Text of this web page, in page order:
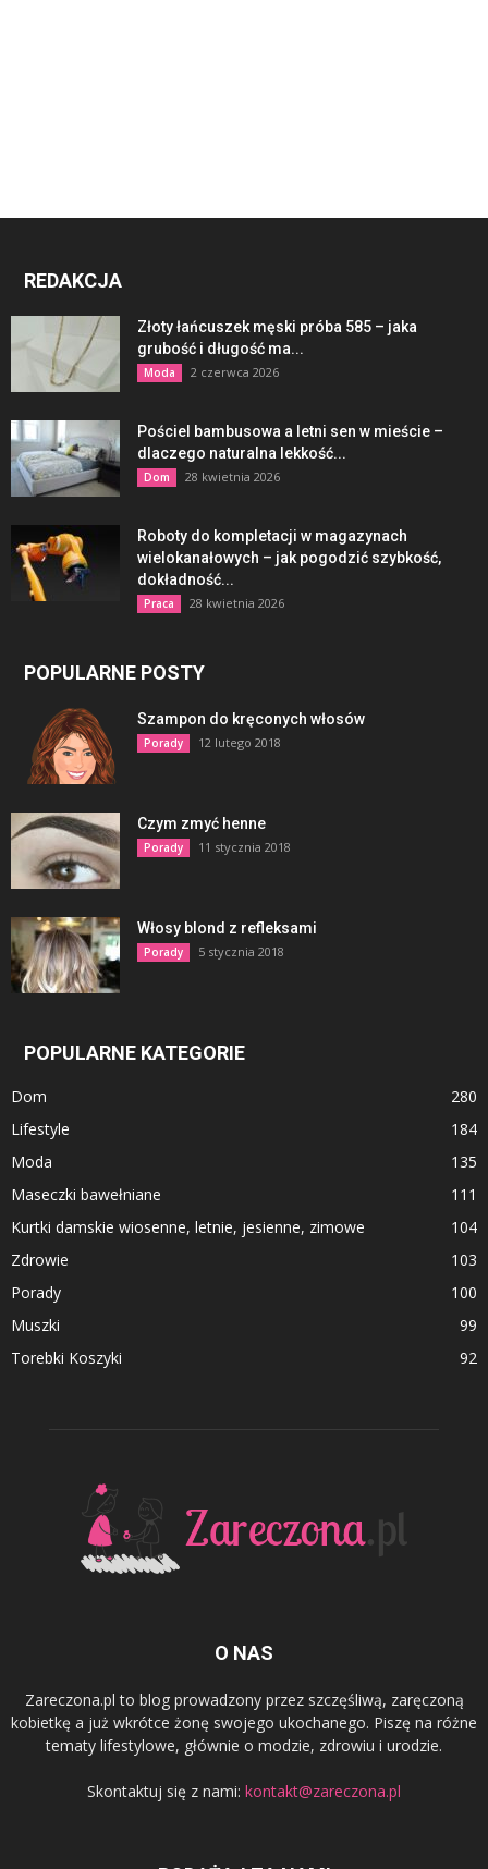
REDAKCJA
Złoty łańcuszek męski próba 585 – jaka
grubość i długość ma...
Moda 2 czerwca 2026
Pościel bambusowa a letni sen w mieście –
dlaczego naturalna lekkość...
Dom 28 kwietnia 2026
Roboty do kompletacji w magazynach
wielokanałowych – jak pogodzić szybkość,
dokładność...
Praca 28 kwietnia 2026
POPULARNE POSTY
Szampon do kręconych włosów
Porady 12 lutego 2018
Czym zmyć henne
Porady 11 stycznia 2018
Włosy blond z refleksami
Porady 5 stycznia 2018
POPULARNE KATEGORIE
Dom
280
Lifestyle
184
Moda
135
Maseczki bawełniane
111
Kurtki damskie wiosenne, letnie, jesienne, zimowe
104
Zdrowie
103
Porady
100
Muszki
99
Torebki Koszyki
92
O NAS
Zareczona.pl to blog prowadzony przez szczęśliwą, zaręczoną
kobietkę a już wkrótce żonę swojego ukochanego. Piszę na różne
tematy lifestylowe, głównie o modzie, zdrowiu i urodzie.
Skontaktuj się z nami: kontakt@zareczona.pl